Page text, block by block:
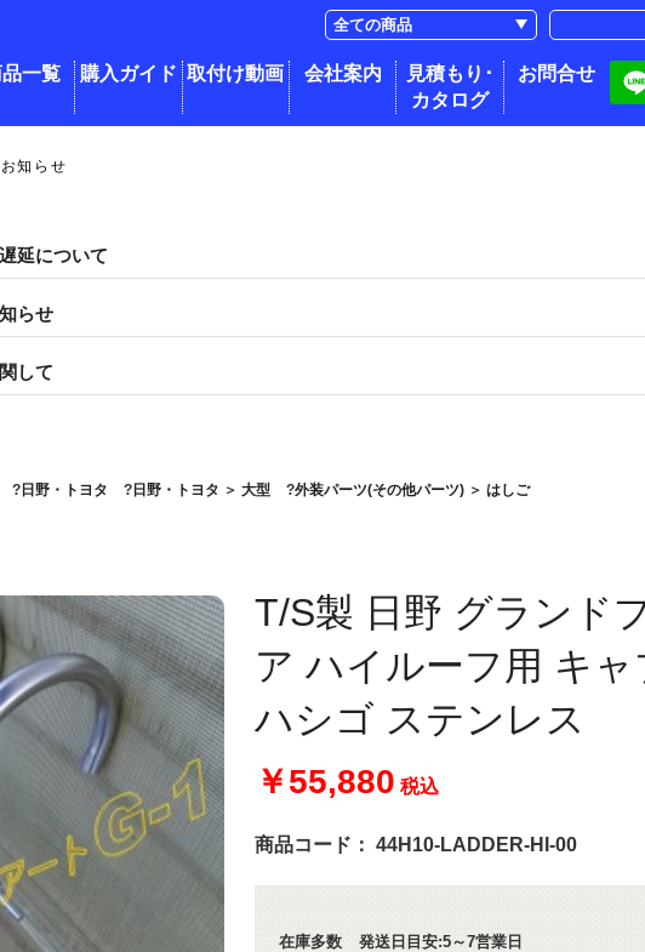
一覧 購入ガイド 取付け動画 会社案内
見積もり･
カタログ
お問合せ
知らせ
延について
らせ
して
日野・トヨタ 日野・トヨタ ＞ 大型 外装パーツ(その他パーツ) ＞ はしご
T/S製 日野 グランド
ア ハイルーフ用 キャ
ハシゴ ステンレス
￥55,880 税込
商品コード：44H10-LADDER-HI-00
在庫多数 発送日目安:5～7営業日